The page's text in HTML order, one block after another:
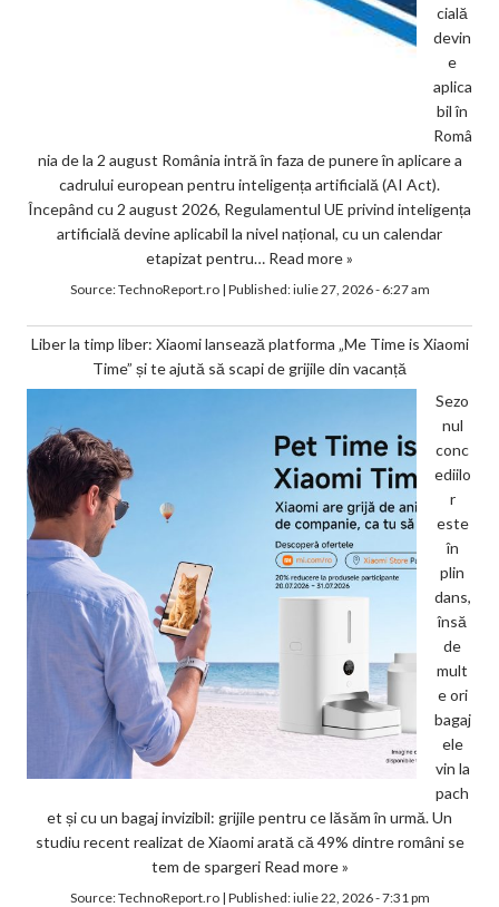
cială
devin
e
aplica
bil în
Româ
nia de la 2 august România intră în faza de punere în aplicare a
cadrului european pentru inteligența artificială (AI Act).
Începând cu 2 august 2026, Regulamentul UE privind inteligența
artificială devine aplicabil la nivel național, cu un calendar
etapizat pentru… Read more »
Source:TechnoReport.ro| Published:iulie 27, 2026 - 6:27 am
Liber la timp liber: Xiaomi lansează platforma „Me Time is Xiaomi
Time” și te ajută să scapi de grijile din vacanță
Sezo
nul
conc
ediilo
r
este
în
plin
dans,
însă
de
mult
e ori
bagaj
ele
vin la
pach
et și cu un bagaj invizibil: grijile pentru ce lăsăm în urmă. Un
studiu recent realizat de Xiaomi arată că 49% dintre români se
tem de spargeri Read more »
Source:TechnoReport.ro| Published:iulie 22, 2026 - 7:31 pm